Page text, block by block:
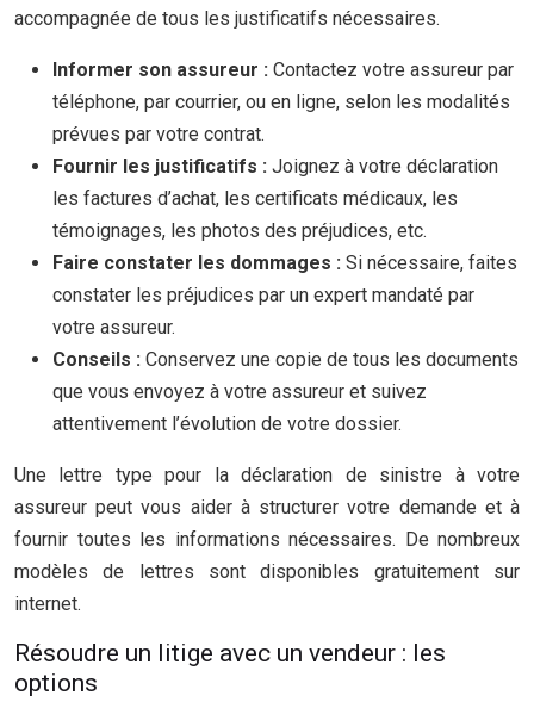
accompagnée de tous les justificatifs nécessaires.
Informer son assureur : Contactez votre assureur par
téléphone, par courrier, ou en ligne, selon les modalités
prévues par votre contrat.
Fournir les justificatifs : Joignez à votre déclaration
les factures d’achat, les certificats médicaux, les
témoignages, les photos des préjudices, etc.
Faire constater les dommages : Si nécessaire, faites
constater les préjudices par un expert mandaté par
votre assureur.
Conseils : Conservez une copie de tous les documents
que vous envoyez à votre assureur et suivez
attentivement l’évolution de votre dossier.
Une lettre type pour la déclaration de sinistre à votre
assureur peut vous aider à structurer votre demande et à
fournir toutes les informations nécessaires. De nombreux
modèles de lettres sont disponibles gratuitement sur
internet.
Résoudre un litige avec un vendeur : les
options